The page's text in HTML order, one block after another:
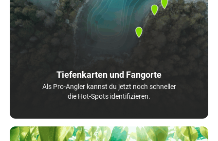
Tiefenkarten und Fangorte
Als Pro-Angler kannst du jetzt noch schneller
die Hot-Spots identifizieren.